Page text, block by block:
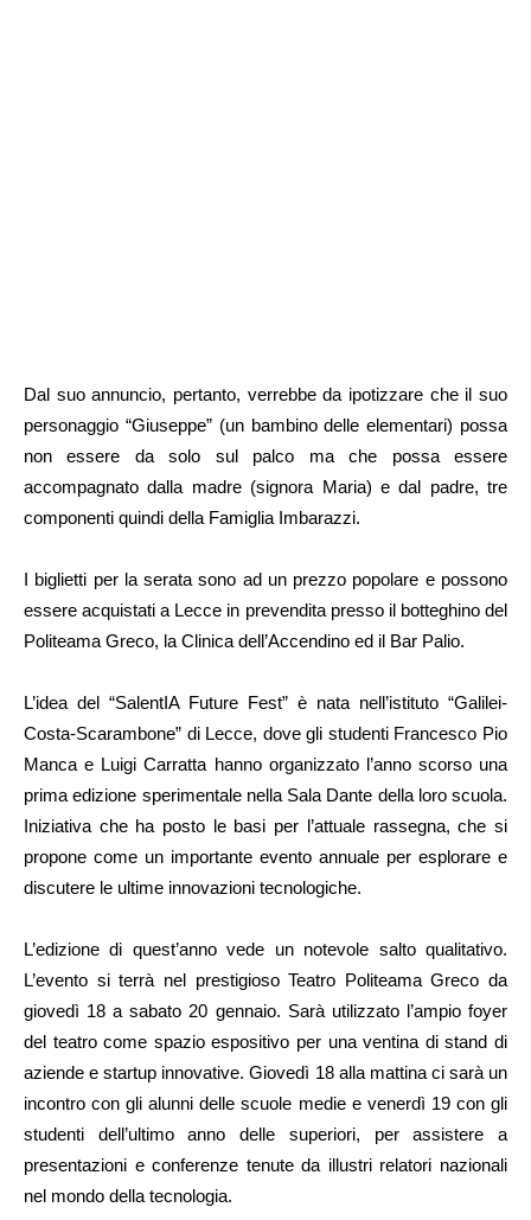
Dal suo annuncio, pertanto, verrebbe da ipotizzare che il suo
personaggio “Giuseppe” (un bambino delle elementari) possa
non essere da solo sul palco ma che possa essere
accompagnato dalla madre (signora Maria) e dal padre, tre
componenti quindi della Famiglia Imbarazzi.
I biglietti per la serata sono ad un prezzo popolare e possono
essere acquistati a Lecce in prevendita presso il botteghino del
Politeama Greco, la Clinica dell’Accendino ed il Bar Palio.
L’idea del “SalentIA Future Fest” è nata nell’istituto “Galilei-
Costa-Scarambone” di Lecce, dove gli studenti Francesco Pio
Manca e Luigi Carratta hanno organizzato l’anno scorso una
prima edizione sperimentale nella Sala Dante della loro scuola.
Iniziativa che ha posto le basi per l’attuale rassegna, che si
propone come un importante evento annuale per esplorare e
discutere le ultime innovazioni tecnologiche.
L’edizione di quest’anno vede un notevole salto qualitativo.
L’evento si terrà nel prestigioso Teatro Politeama Greco da
giovedì 18 a sabato 20 gennaio. Sarà utilizzato l’ampio foyer
del teatro come spazio espositivo per una ventina di stand di
aziende e startup innovative. Giovedì 18 alla mattina ci sarà un
incontro con gli alunni delle scuole medie e venerdì 19 con gli
studenti dell’ultimo anno delle superiori, per assistere a
presentazioni e conferenze tenute da illustri relatori nazionali
nel mondo della tecnologia.